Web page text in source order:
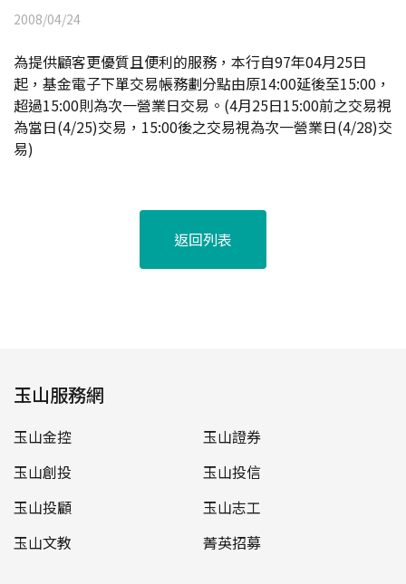
2008/04/24
為提供顧客更優質且便利的服務，本行自97年04月25日
起，基金電子下單交易帳務劃分點由原14:00延後至15:00，
超過15:00則為次一營業日交易。(4月25日15:00前之交易視
為當日(4/25)交易，15:00後之交易視為次一營業日(4/28)交
易)
返回列表
玉山服務網
玉山金控
玉山證券
玉山創投
玉山投信
玉山投顧
玉山志工
玉山文教
菁英招募